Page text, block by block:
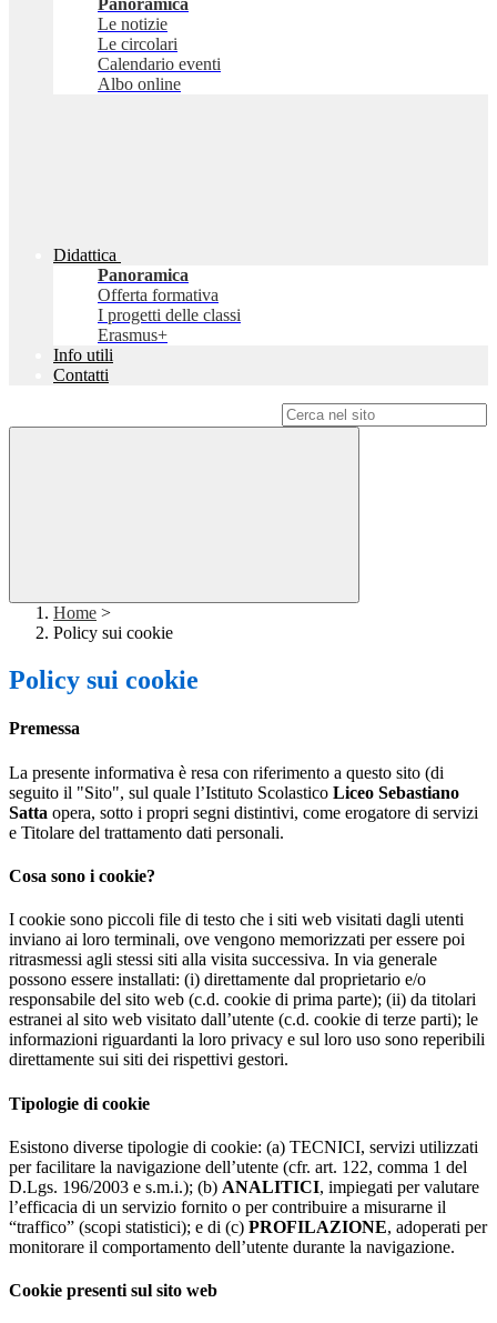
Panoramica
Le notizie
Le circolari
Calendario eventi
Albo online
Didattica
Panoramica
Offerta formativa
I progetti delle classi
Erasmus+
Info utili
Contatti
Home >
Policy sui cookie
Policy sui cookie
Premessa
La presente informativa è resa con riferimento a questo sito (di
seguito il "Sito", sul quale l’Istituto Scolastico Liceo Sebastiano
Satta opera, sotto i propri segni distintivi, come erogatore di servizi
e Titolare del trattamento dati personali.
Cosa sono i cookie?
I cookie sono piccoli file di testo che i siti web visitati dagli utenti
inviano ai loro terminali, ove vengono memorizzati per essere poi
ritrasmessi agli stessi siti alla visita successiva. In via generale
possono essere installati: (i) direttamente dal proprietario e/o
responsabile del sito web (c.d. cookie di prima parte); (ii) da titolari
estranei al sito web visitato dall’utente (c.d. cookie di terze parti); le
informazioni riguardanti la loro privacy e sul loro uso sono reperibili
direttamente sui siti dei rispettivi gestori.
Tipologie di cookie
Esistono diverse tipologie di cookie: (a) TECNICI, servizi utilizzati
per facilitare la navigazione dell’utente (cfr. art. 122, comma 1 del
D.Lgs. 196/2003 e s.m.i.); (b) ANALITICI, impiegati per valutare
l’efficacia di un servizio fornito o per contribuire a misurarne il
“traffico” (scopi statistici); e di (c) PROFILAZIONE, adoperati per
monitorare il comportamento dell’utente durante la navigazione.
Cookie presenti sul sito web